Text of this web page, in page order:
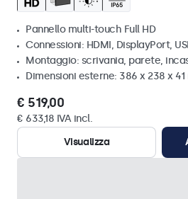
Pannello multi-touch Full HD
Connessioni: HDMI, DisplayPort,
Montaggio: scrivania, parete,
Dimensioni esterne: 386 x 238 x 41
€ 519,00
€ 633,18 IVA incl.
Visualizza